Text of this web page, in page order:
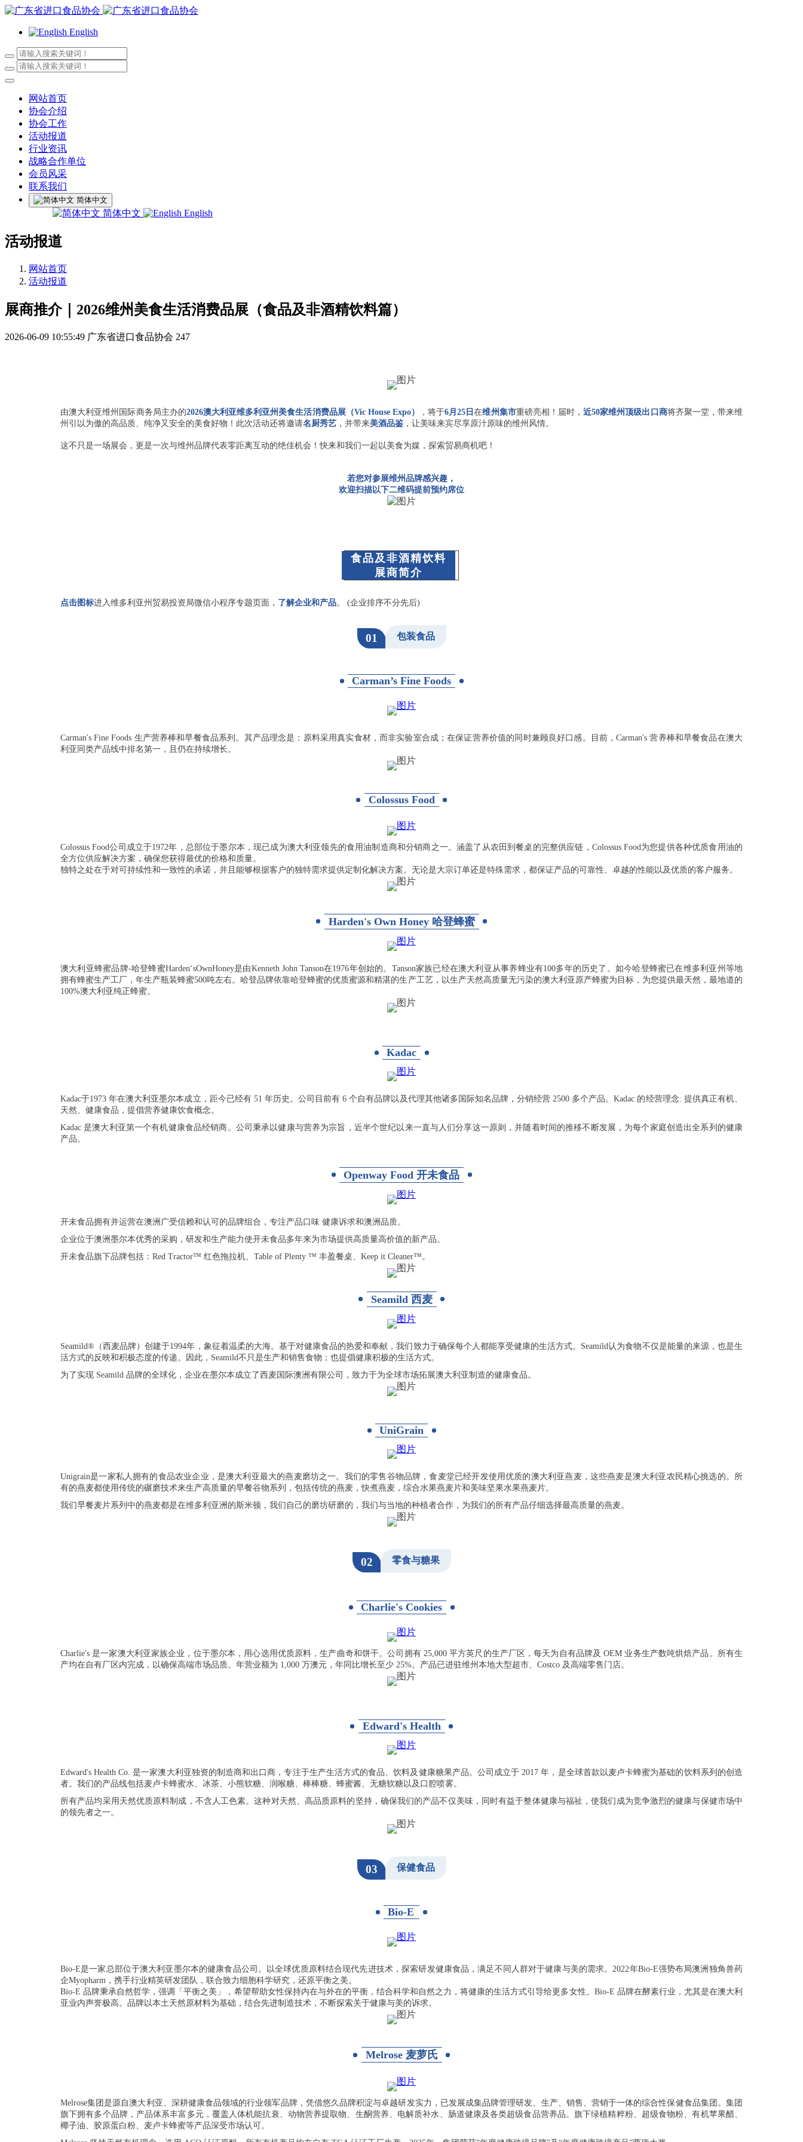
English
网站首页
协会介绍
协会工作
活动报道
行业资讯
战略合作单位
会员风采
联系我们
简体中文
简体中文 English
活动报道
网站首页
活动报道
展商推介｜2026维州美食生活消费品展（食品及非酒精饮料篇）
2026-06-09 10:55:49 广东省进口食品协会 247
由澳大利亚维州国际商务局主办的2026澳大利亚维多利亚州美食生活消费品展（Vic House Expo） ，将于6月25日在维州集市重磅亮相！ 届时，近50家维州顶级出口商将齐聚一堂，带来维
州引以为傲的高品质、纯净又安全的美食好物！此次活动还将邀请名厨秀艺 ，并带来美酒品鉴 ，让美味来宾尽享原汁原味的维州风情。
这不只是一场展会，更是一次与维州品牌代表零距离互动的绝佳机会！快来和我们一起以美食为媒，探索贸易商机吧！
若您对参展维州品牌感兴趣，
欢迎扫描以下二维码提前预约席位
食品及非酒精饮料
展商简介
点击图标进入维多利亚州贸易投资局微信小程序专题页面， 了解企业和产品。 (企业排序不分先后)
01 包装食品
Carman’s Fine Foods
Carman's Fine Foods 生产营养棒和早餐食品系列。其产品理念是：原料采用真实食材，而非实验室合成；在保证营养价值的同时兼顾良好口感。目前，Carman's 营养棒和早餐食品在澳大
利亚同类产品线中排名第一，且仍在持续增长。
Colossus Food
Colossus Food公司成立于1972年，总部位于墨尔本，现已成为澳大利亚领先的食用油制造商和分销商之一。涵盖了从农田到餐桌的完整供应链，Colossus Food为您提供各种优质食用油的
全方位供应解决方案，确保您获得最优的价格和质量。
独特之处在于对可持续性和一致性的承诺，并且能够根据客户的独特需求提供定制化解决方案。无论是大宗订单还是特殊需求，都保证产品的可靠性、卓越的性能以及优质的客户服务 。
Harden's Own Honey 哈登蜂蜜
澳大利亚蜂蜜品牌-哈登蜂蜜Harden‘sOwnHoney是由Kenneth John Tanson在1976年创始的。Tanson家族已经在澳大利亚从事养蜂业有100多年的历史了。如今哈登蜂蜜已在维多利亚州等地
拥有蜂蜜生产工厂，年生产瓶装蜂蜜500吨左右。哈登品牌依靠哈登蜂蜜的优质蜜源和精湛的生产工艺，以生产天然高质量无污染的澳大利亚原产蜂蜜为目标，为您提供最天然，最地道的
100%澳大利亚纯正蜂蜜。
Kadac
Kadac于1973 年在澳大利亚墨尔本成立，距今已经有 51 年历史。公司目前有 6 个自有品牌以及代理其他诸多国际知名品牌，分销经营 2500 多个产品。Kadac 的经营理念: 提供真正有机、
天然、健康食品，提倡营养健康饮食概念。
Kadac 是澳大利亚第一个有机健康食品经销商。公司秉承以健康与营养为宗旨，近半个世纪以来一直与人们分享这一原则，并随着时间的推移不断发展，为每个家庭创造出全系列的健康
产品。
Openway Food 开未食品
开未食品拥有并运营在澳洲广受信赖和认可的品牌组合，专注产品口味 健康诉求和澳洲品质。
企业位于澳洲墨尔本优秀的采购，研发和生产能力使开未食品多年来为市场提供高质量高价值的新产品。
开未食品旗下品牌包括：Red Tractor™ 红色拖拉机、Table of Plenty ™ 丰盈餐桌、Keep it Cleaner™。
Seamild 西麦
Seamild®（西麦品牌）创建于1994年，象征着温柔的大海。基于对健康食品的热爱和奉献，我们致力于确保每个人都能享受健康的生活方式。Seamild认为食物不仅是能量的来源，也是生
活方式的反映和积极态度的传递。因此，Seamild不只是生产和销售食物；也提倡健康积极的生活方式。
为了实现 Seamild 品牌的全球化，企业在墨尔本成立了西麦国际澳洲有限公司，致力于为全球市场拓展澳大利亚制造的健康食品。
UniGrain
Unigrain是一家私人拥有的食品农业企业，是澳大利亚最大的燕麦磨坊之一。我们的零售谷物品牌，食麦堂已经开发使用优质的澳大利亚燕麦，这些燕麦是澳大利亚农民精心挑选的。所
有的燕麦都使用传统的碾磨技术来生产高质量的早餐谷物系列，包括传统的燕麦，快煮燕麦，综合水果燕麦片和美味坚果水果燕麦片。
我们早餐麦片系列中的燕麦都是在维多利亚洲的斯米顿，我们自己的磨坊研磨的，我们与当地的种植者合作，为我们的所有产品仔细选择最高质量的燕麦。
02 零食与糖果
Charlie's Cookies
Charlie's 是一家澳大利亚家族企业，位于墨尔本，用心选用优质原料，生产曲奇和饼干。公司拥有 25,000 平方英尺的生产厂区，每天为自有品牌及 OEM 业务生产数吨烘焙产品。所有生
产均在自有厂区内完成，以确保高端市场品质。年营业额为 1,000 万澳元，年同比增长至少 25%。产品已进驻维州本地大型超市、Costco 及高端零售门店。
Edward's Health
Edward's Health Co. 是一家澳大利亚独资的制造商和出口商，专注于生产生活方式的食品、饮料及健康糖果产品。公司成立于 2017 年，是全球首款以麦卢卡蜂蜜为基础的饮料系列的创造
者。我们的产品线包括麦卢卡蜂蜜水、冰茶、小熊软糖、润喉糖、棒棒糖、蜂蜜酱、无糖软糖以及口腔喷雾。
所有产品均采用天然优质原料制成，不含人工色素。这种对天然、高品质原料的坚持，确保我们的产品不仅美味，同时有益于整体健康与福祉，使我们成为竞争激烈的健康与保健市场中
的领先者之一。
03 保健食品
Bio-E
Bio-E是一家总部位于澳大利亚墨尔本的健康食品公司。以全球优质原料结合现代先进技术，探索研发健康食品，满足不同人群对于健康与美的需求。2022年Bio-E强势布局澳洲独角兽药
企Myopharm，携手行业精英研发团队，联合致力细胞科学研究，还原平衡之美。
Bio-E 品牌秉承⾃然哲学，强调「平衡之美」，希望帮助⼥性保持内在与外在的平衡，结合科学和⾃然之⼒，将健康的⽣活⽅式引导给更多⼥性。Bio-E 品牌在酵素⾏业，尤其是在澳⼤利
亚业内声誉极⾼。品牌以本⼟天然原材料为基础，结合先进制造技术，不断探索关于健康与美的诉求。
Melrose 麦萝氏
Melrose集团是源自澳大利亚、深耕健康食品领域的行业领军品牌，凭借悠久品牌积淀与卓越研发实力，已发展成集品牌管理研发、生产、销售、营销于一体的综合性保健食品集团。集团
旗下拥有多个品牌，产品体系丰富多元，覆盖人体机能抗衰、动物营养提取物、 生酮营养、电解质补水、肠道健康及各类超级食品营养品。旗下绿植精粹粉、超级食物粉、有机苹果醋、
椰子油、胶原蛋白粉、麦卢卡蜂蜜等产品深受市场认可。